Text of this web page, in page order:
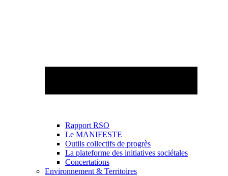
Rapport RSO
Le MANIFESTE
Outils collectifs de progrès
La plateforme des initiatives sociétales
Concertations
Environnement & Territoires